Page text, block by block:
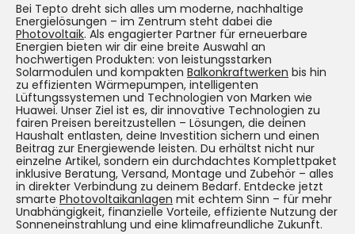
Bei Tepto dreht sich alles um moderne, nachhaltige
Energielösungen – im Zentrum steht dabei die
Photovoltaik. Als engagierter Partner für erneuerbare
Energien bieten wir dir eine breite Auswahl an
hochwertigen Produkten: von leistungsstarken
Solarmodulen und kompakten Balkonkraftwerken bis hin
zu effizienten Wärmepumpen, intelligenten
Lüftungssystemen und Technologien von Marken wie
Huawei. Unser Ziel ist es, dir innovative Technologien zu
fairen Preisen bereitzustellen – Lösungen, die deinen
Haushalt entlasten, deine Investition sichern und einen
Beitrag zur Energiewende leisten. Du erhältst nicht nur
einzelne Artikel, sondern ein durchdachtes Komplettpaket
inklusive Beratung, Versand, Montage und Zubehör – alles
in direkter Verbindung zu deinem Bedarf. Entdecke jetzt
smarte Photovoltaikanlagen mit echtem Sinn – für mehr
Unabhängigkeit, finanzielle Vorteile, effiziente Nutzung der
Sonneneinstrahlung und eine klimafreundliche Zukunft.